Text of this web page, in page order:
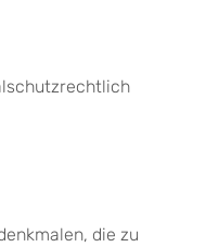
die zu